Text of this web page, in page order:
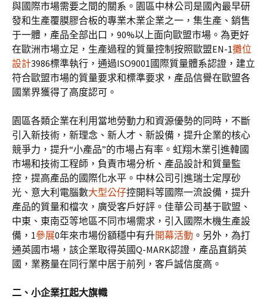
與國際市場需要之間的關系。園區中林公司是國內最早研
發和生產覆膜膠合板的專業木業企業之一，集生產、銷售
于一體，產品全部出口，90%以上面向歐盟市場。為更好
在歐洲市場立足，生產過程的質量控制按照歐盟EN-1攤位
設計3986標準執行，通過ISO9001國際質量體系認證，建立
符合歐盟市場的質量要求和標準要求，產品信譽在歐盟各
國業界獲得了高度認可。
園區各類企業在利用當地勞動力和資源優勢的同時，不斷
引入新技術，新理念、新人才、新設備，提升企業的核心
競爭力，提升“小產品”的市場占有率。虹翔木業引進韓國
市場和技術工程師，負責市場分析、產品設計和質量監
控，提高產品的國際化水平。中林公司引進瑞士定厚砂
光、意大利電腦數大型公仔控開料等國際一流設備，提升
產品的質量和檔次，廣受客戶好評。佳華公司基于歐盟、
中東、東南亞等地區不同市場需求，引入國際木機生產設
備，1參展0年來市場份額穩中有升開幕活動 。另外，為打
通英國市場，該企業取得英國Q-MARK認證，產品直銷英
國，業務量在同行業中居于前列，客戶誠信度高。
二、小企業扛起大旗幟